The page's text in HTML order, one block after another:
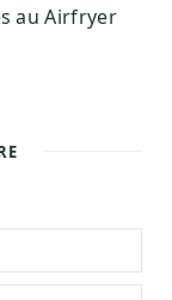
au Airfryer